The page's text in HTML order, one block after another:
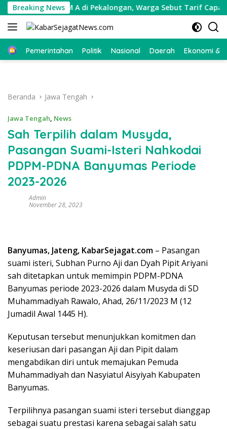
Langsung
ke
konten
Breaking News
Calo SIM A di Pekalongan, Warga Sebut Tarif Capai Rp1,2
Beranda
Pemerintahan Politik Nasional Daerah Ekonomi &
Beranda Jawa Tengah
Jawa Tengah, News
Sah Terpilih dalam Musyda,
Pasangan Suami-Isteri Nahkodai
PDPM-PDNA Banyumas Periode
2023-2026
Admin
November 28, 2023
Banyumas, Jateng, KabarSejagat.com – Pasangan
suami isteri, Subhan Purno Aji dan Dyah Pipit Ariyani
sah ditetapkan untuk memimpin PDPM-PDNA
Banyumas periode 2023-2026 dalam Musyda di SD
Muhammadiyah Rawalo, Ahad, 26/11/2023 M (12
Jumadil Awal 1445 H).
Keputusan tersebut menunjukkan komitmen dan
keseriusan dari pasangan Aji dan Pipit dalam
mengabdikan diri untuk memajukan Pemuda
Muhammadiyah dan Nasyiatul Aisyiyah Kabupaten
Banyumas.
Terpilihnya pasangan suami isteri tersebut dianggap
sebagai suatu prestasi karena sebagai salah satu